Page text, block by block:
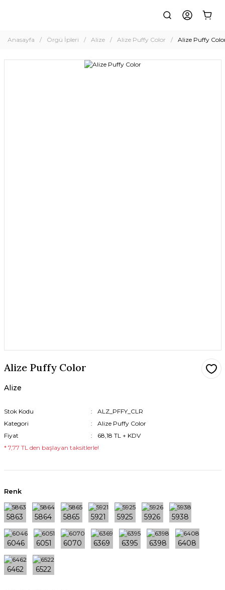
Anasayfa Örgü İpleri Alize Alize Puffy Color Alize Puffy
Alize Puffy Color
Alize
Stok Kodu
ALZ_PFFY_CLR
Kategori
Alize Puffy Color
Fiyat
68,18 TL + KDV
* 7,77 TL den başlayan taksitlerle!
Renk